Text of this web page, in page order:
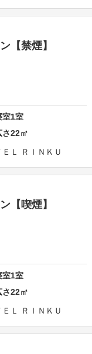
【禁煙】
室1室
さ22㎡
ＥＬ ＲＩＮＫＵ
【喫煙】
室1室
さ22㎡
ＥＬ ＲＩＮＫＵ